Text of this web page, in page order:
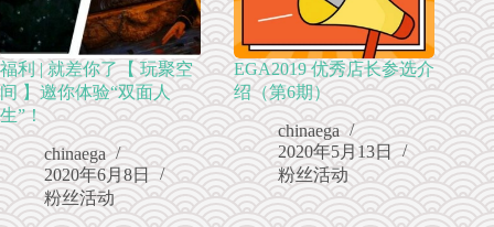
福利 | 就差你了【 玩聚空
间 】邀你体验“双面人
生”！
chinaega
2020年6月8日
粉丝活动
EGA2019 优秀店长参选介
绍（第6期）
chinaega
2020年5月13日
粉丝活动